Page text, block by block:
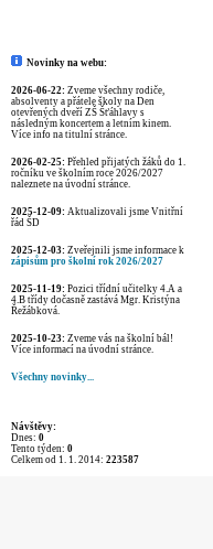
Novinky na webu:
2026-06-22: Zveme všechny rodiče,
absolventy a přátele školy na Den
otevřených dveří ZŠ Šťáhlavy s
následným koncertem a letním kinem.
Více info na titulní stránce.
2026-02-25: Přehled přijatých žáků do 1.
ročníku ve školním roce 2026/2027
naleznete na úvodní stránce.
2025-12-09: Aktualizovali jsme Vnitřní
řád ŠD
2025-12-03: Zveřejnili jsme informace k
zápisům pro školní rok 2026/2027
2025-11-19: Pozici třídní učitelky 4.A a
4.B třídy dočasně zastává Mgr. Kristýna
Řežábková.
2025-10-23: Zveme vás na školní bál!
Více informací na úvodní stránce.
Všechny novinky...
Návštěvy:
Dnes: 0
Tento týden: 0
Celkem od 1. 1. 2014: 223587